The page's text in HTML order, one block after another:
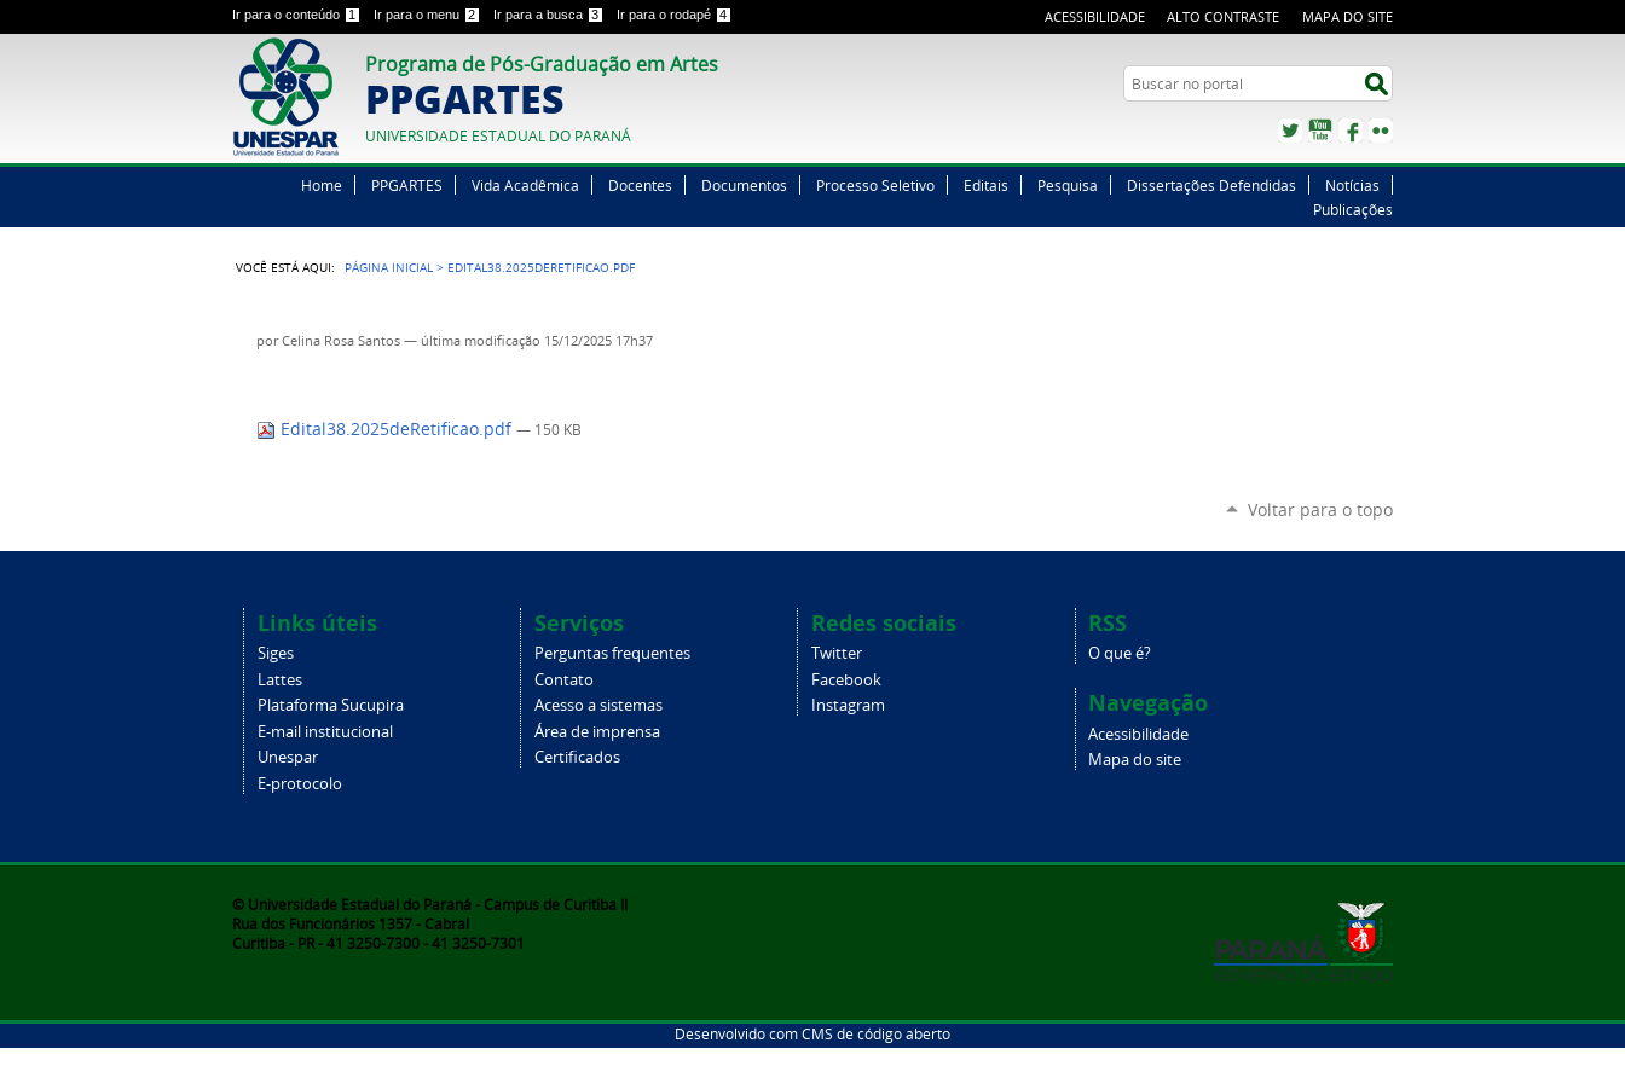
Ir para o conteúdo 1 Ir para o menu 2 Ir para a busca 3 Ir para o rodapé 4 ACESSIBILIDADE ALTO CONTRASTE MAPA DO SITE
Programa de Pós-Graduação em Artes
PPGARTES
UNIVERSIDADE ESTADUAL DO PARANÁ
Buscar no portal
TwitterYouTubeFacebook
Home PPGARTES Vida Acadêmica Docentes Documentos Processo Seletivo Editais Pesquisa Dissertações Defendidas
Notícias
Publicações
VOCÊ ESTÁ AQUI: PÁGINA INICIAL > EDITAL38.2025DERETIFICAO.PDF
porCelina Rosa Santos— última modificação 15/12/2025 17h37
Edital38.2025deRetificao.pdf — 150 KB
Voltar para o topo
Links úteis
Siges
Lattes
Plataforma Sucupira
E-mail institucional
Unespar
E-protocolo
Serviços
Perguntas frequentes
Contato
Acesso a sistemas
Área de imprensa
Certificados
Redes sociais
Twitter
Facebook
Instagram
RSS
O que é?
Navegação
Acessibilidade
Mapa do site
© Universidade Estadual do Paraná - Campus de Curitiba II
Rua dos Funcionários 1357 - Cabral
Curitiba - PR - 41 3250-7300 - 41 3250-7301
Desenvolvido com CMS de código aberto